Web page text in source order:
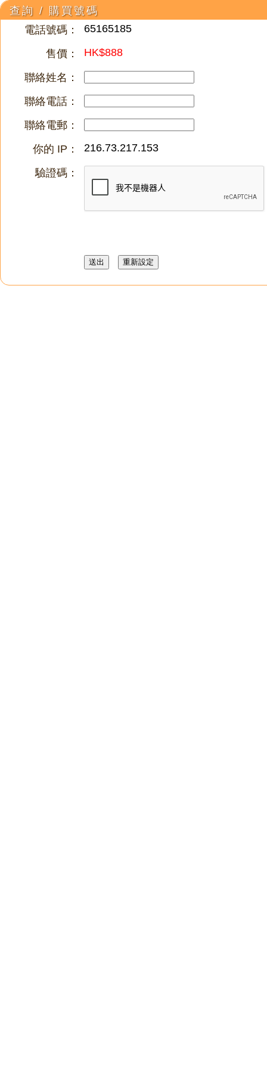
查詢 / 購買號碼
電話號碼：
65165185
售價： HK$888
聯絡姓名：
聯絡電話：
聯絡電郵：
你的 IP：
216.73.217.153
驗證碼：